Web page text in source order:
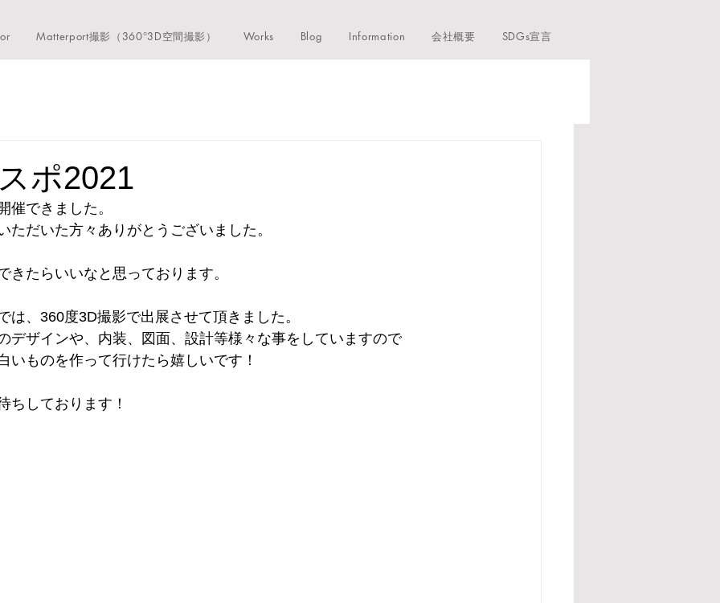
Matterport撮影（360°3D空間撮影） Works Blog Information 会社概要 SDGs宣言
ポ2021
催できました。
ただいた方々ありがとうございました。
きたらいいなと思っております。
は、360度3D撮影で出展させて頂きました。
デザインや、内装、図面、設計等様々な事をしていますので
いものを作って行けたら嬉しいです！
ちしております！